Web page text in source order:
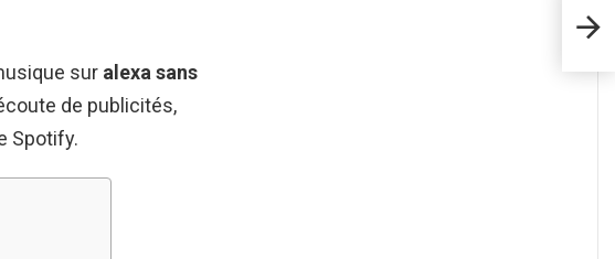
sur alexa sans
de publicités,
Spotify.